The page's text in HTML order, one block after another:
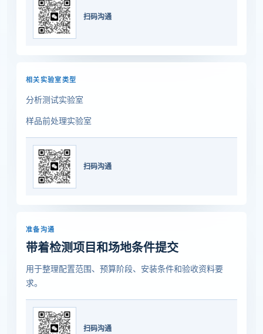
扫码沟通
相关实验室类型
分析测试实验室
样品前处理实验室
扫码沟通
准备沟通
带着检测项目和场地条件提交
用于整理配置范围、预算阶段、安装条件和验收资料要
求。
扫码沟通